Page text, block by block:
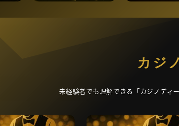
働き方・キ
カジ
未経験者でも理解できる「カジノディ